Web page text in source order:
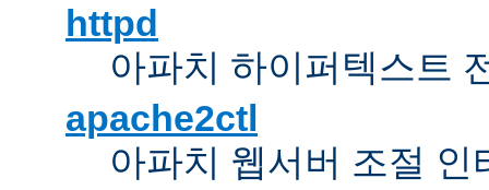
httpd
아파치 하이퍼텍스트
apache2ctl
아파치 웹서버 조절 인